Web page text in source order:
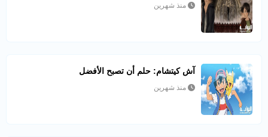
منذ شهرين
آش كيتشام: حلم أن تصبح الأفضل
منذ شهرين